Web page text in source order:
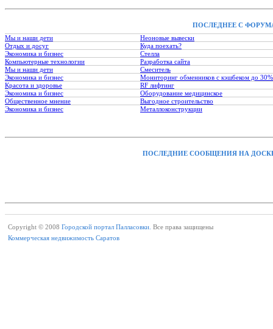
ПОСЛЕДНЕЕ С
Мы и наши дети
Неоновые вывески
Отдых и досуг
Куда поехать?
Экономика и бизнес
Стелла
Компьютерные технологии
Разработка сайта
Мы и наши дети
Смеситель
Экономика и бизнес
Мониторинг обменников с кэшбеком до 30%
Красота и здоровье
RF лифтинг
Экономика и бизнес
Оборудование медицинское
Общественное мнение
Выгодное строительство
Экономика и бизнес
Металлоконструкции
ПОСЛЕДНИЕ СООБЩЕНИЯ НА
Copyright © 2008 Городской портал Палласовки. Все права защищены
Коммерческая недвижимость Саратов